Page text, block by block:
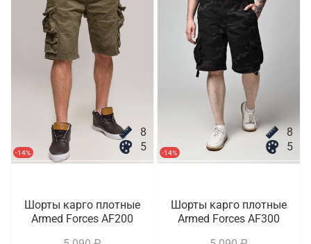
-14%
8
5
Шорты карго плотные
Armed Forces AF200
-14%
8
5
Шорты карго плотные
Armed Forces AF300